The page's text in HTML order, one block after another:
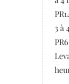
3 à